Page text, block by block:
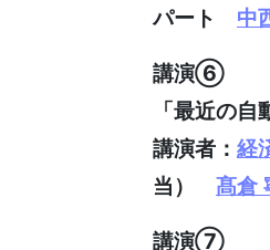
パート 中
講演⑥
「最近の
講演者： 経
当） 髙倉
講演⑦